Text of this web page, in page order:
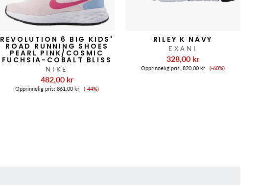
REVOLUTION 6 BIG KIDS'
ROAD RUNNING SHOES
PEARL PINK/COSMIC
FUCHSIA-COBALT BLISS
NIKE
482,00 kr
Opprinnelig pris: 861,00 kr Salgspris
(-44%)
RILEY K NAVY
EXANI
328,00 kr
Opprinnelig pris: 820,00 kr Salgspris
(-60%)